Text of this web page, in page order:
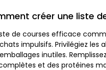
créer une liste
de courses efficace
impulsifs. Privilégiez
inutiles.
et des protéines